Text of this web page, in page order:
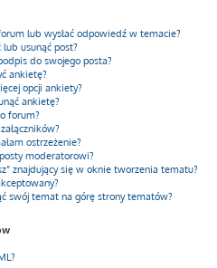
lub wysłać odpowiedź w temacie?
usunąć post?
do swojego posta?
ankietę?
opcji ankiety?
ankietę?
forum?
ostrzeżenie?
moderatorowi?
znajdujący się w oknie tworzenia tematu?
swój temat na górę strony tematów?